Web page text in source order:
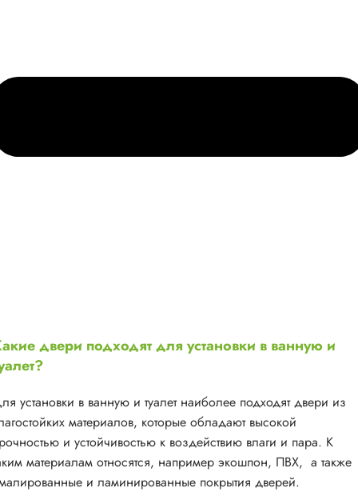
двери подходят для установки в ванную и
установки в ванную и туалет наиболее подходят двери из
материалов, которые обладают высокой
и устойчивостью к воздействию влаги и пара. К
материалам относятся, например экошпон, ПВХ, а также
и ламинированные покрытия дверей.